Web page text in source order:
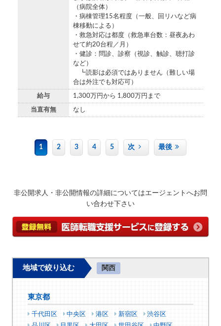
（病院全体）
・病棟管理15名程度（一般、回リハなど病
棟移動による）
・救急対応は都度（救急車台数：昼夜あわ
せて約20台程／月）
・健診：問診、診察（視診、触診、聴打診
など）
┗読影は必須ではありません（難しい場
合は外注でも対応可）
給与 1,300万円から 1,800万円まで
当直有無 なし
1 2 3 4 5 次 最後
非公開求人・非公開情報の詳細についてはエージェントへお問
い合わせ下さい
地域で絞り込む 関西
東京都
千代田区 中央区 港区 新宿区
渋谷区